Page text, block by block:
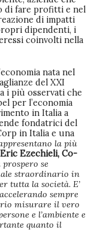
di fare profitti e nel
di impatti
dipendenti, i
coinvolti nella
nata nel
del XXI
i più osservati che
per l’economia
in Italia a
fondatrici del
in Italia e una
la più
Eric Ezechieli, Co-
se
straordinario in
tutta la società. E’
sempre
misurare il vero
e l’ambiente e
quanto il